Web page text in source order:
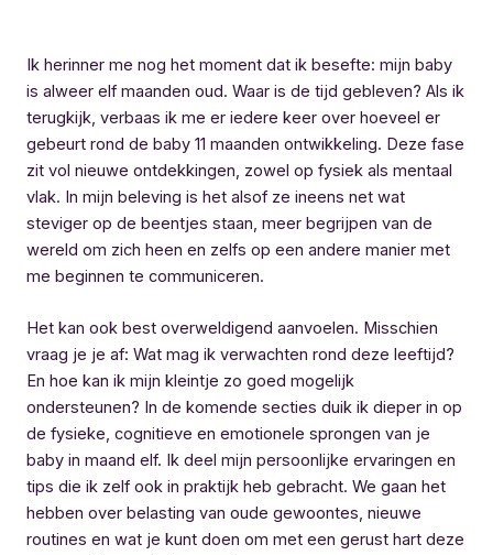
Ik herinner me nog het moment dat ik besefte: mijn baby
is alweer elf maanden oud. Waar is de tijd gebleven? Als ik
terugkijk, verbaas ik me er iedere keer over hoeveel er
gebeurt rond de baby 11 maanden ontwikkeling. Deze fase
zit vol nieuwe ontdekkingen, zowel op fysiek als mentaal
vlak. In mijn beleving is het alsof ze ineens net wat
steviger op de beentjes staan, meer begrijpen van de
wereld om zich heen en zelfs op een andere manier met
me beginnen te communiceren.
Het kan ook best overweldigend aanvoelen. Misschien
vraag je je af: Wat mag ik verwachten rond deze leeftijd?
En hoe kan ik mijn kleintje zo goed mogelijk
ondersteunen? In de komende secties duik ik dieper in op
de fysieke, cognitieve en emotionele sprongen van je
baby in maand elf. Ik deel mijn persoonlijke ervaringen en
tips die ik zelf ook in praktijk heb gebracht. We gaan het
hebben over belasting van oude gewoontes, nieuwe
routines en wat je kunt doen om met een gerust hart deze